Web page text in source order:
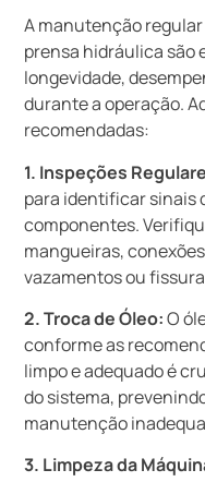
A manutenção
prensa hidráulica são
longevidade,
durante a operação.
recomendadas:
1. Inspeções
para identificar sinais
componentes.
mangueiras,
vazamentos ou
2. Troca de Óleo:O
conforme as
limpo e adequado é
do sistema,
manutenção
3. Limpeza da